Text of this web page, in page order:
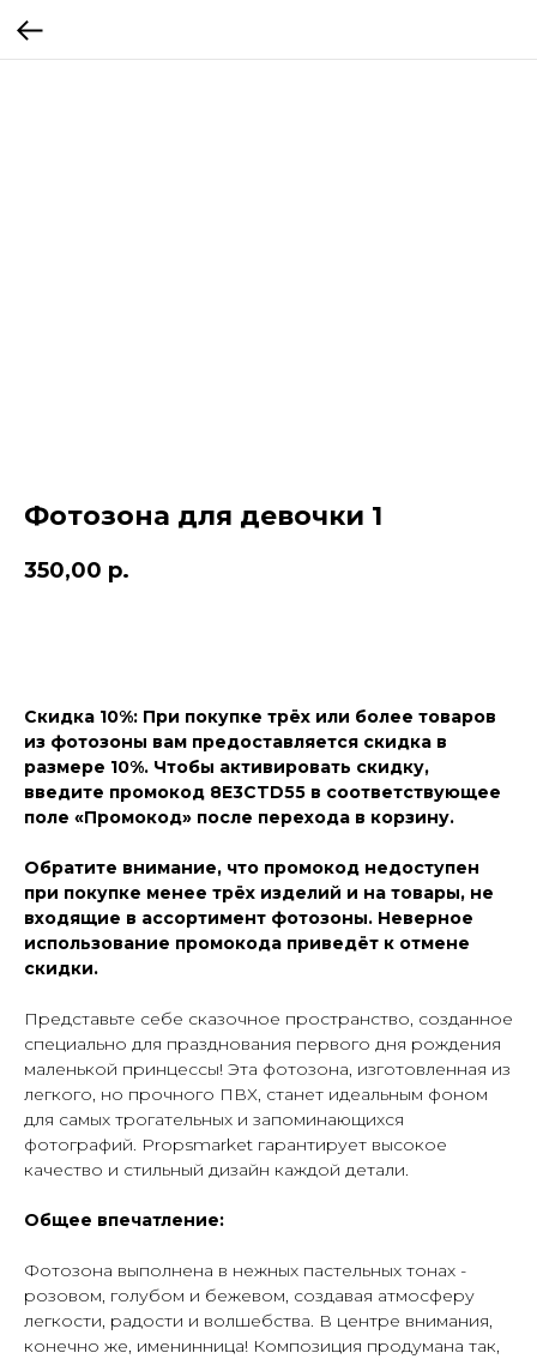
Фотозона для девочки 1
350,00 р.
Скидка 10%: При покупке трёх или более товаров
из фотозоны вам предоставляется скидка в
размере 10%. Чтобы активировать скидку,
введите промокод 8E3CTD55 в соответствующее
поле «Промокод» после перехода в корзину.
Обратите внимание, что промокод недоступен
при покупке менее трёх изделий и на товары, не
входящие в ассортимент фотозоны. Неверное
использование промокода приведёт к отмене
скидки.
Представьте себе сказочное пространство, созданное
специально для празднования первого дня рождения
маленькой принцессы! Эта фотозона, изготовленная из
легкого, но прочного ПВХ, станет идеальным фоном
для самых трогательных и запоминающихся
фотографий. Propsmarket гарантирует высокое
качество и стильный дизайн каждой детали.
Общее впечатление:
Фотозона выполнена в нежных пастельных тонах -
розовом, голубом и бежевом, создавая атмосферу
легкости, радости и волшебства. В центре внимания,
конечно же, именинница! Композиция продумана так,